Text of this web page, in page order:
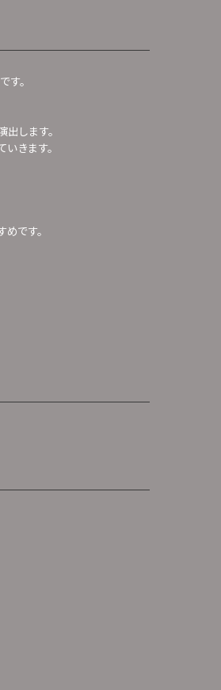
す。
します。
きます。
です。